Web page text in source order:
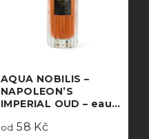
AQUA NOBILIS –
NAPOLEON’S
IMPERIAL OUD – eau
od 58 Kč